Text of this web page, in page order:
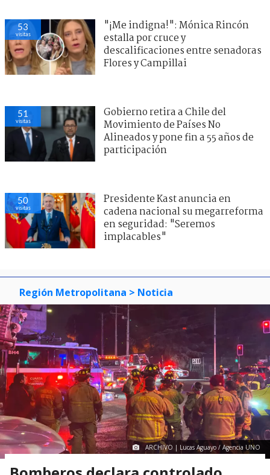
53
visitas
"¡Me indigna!": Mónica Rincón
estalla por cruce y
descalificaciones entre senadoras
Flores y Campillai
51
visitas
Gobierno retira a Chile del
Movimiento de Países No
Alineados y pone fin a 55 años de
participación
50
visitas
Presidente Kast anuncia en
cadena nacional su megarreforma
en seguridad: "Seremos
implacables"
Región Metropolitana > Noticia
ARCHIVO | Lucas Aguayo / Agencia UNO